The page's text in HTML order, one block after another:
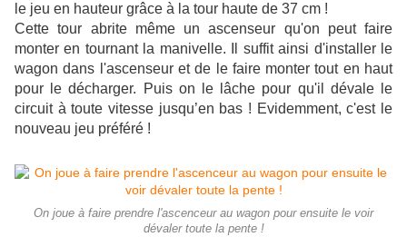
le jeu en hauteur grâce à la tour haute de 37 cm !
Cette tour abrite même un ascenseur qu'on peut faire
monter en tournant la manivelle. Il suffit ainsi d'installer le
wagon dans l'ascenseur et de le faire monter tout en haut
pour le décharger. Puis on le lâche pour qu'il dévale le
circuit à toute vitesse jusqu’en bas ! Evidemment, c'est le
nouveau jeu préféré !
On joue à faire prendre l'ascenceur au wagon pour ensuite le voir
dévaler toute la pente !